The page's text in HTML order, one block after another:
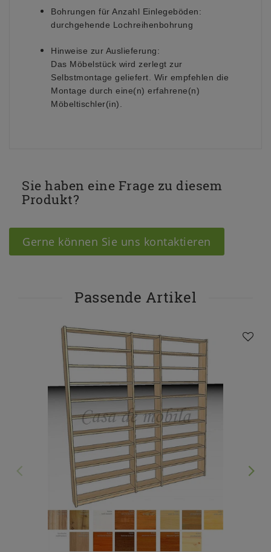
Bohrungen für Anzahl Einlegeböden:
durchgehende Lochreihenbohrung
Hinweise zur Auslieferung:
Das Möbelstück wird zerlegt zur
Selbstmontage geliefert. Wir empfehlen die
Montage durch eine(n) erfahrene(n)
Möbeltischler(in).
Sie haben eine Frage zu diesem
Produkt?
Gerne können Sie uns kontaktieren
Passende Artikel